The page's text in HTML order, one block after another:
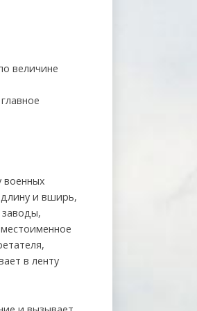
величине
военных
и вширь,
в ленту